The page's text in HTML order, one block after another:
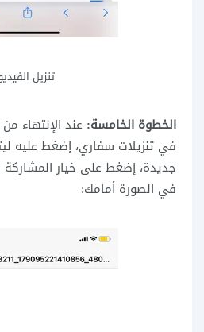
تنزيل
الخطوة الخامسة: عند الإنتهاء
في تنزيلات سفاري، إضغط عليه
جديدة، إضغط على خيار
في الصورة أمامك: